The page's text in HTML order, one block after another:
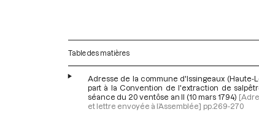
Table des matières
Adresse de la commune d'Issingeaux (Haute-
part à la Convention de l'extraction de
séance du 20 ventôse an II (10 mars 1794)
et lettre envoyée à l’Assemblée] pp.269-270